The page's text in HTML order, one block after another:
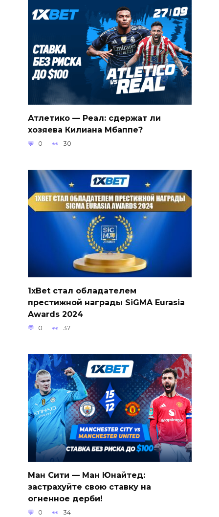
Атлетико — Реал: сдержат ли
хозяева Килиана Мбаппе?
0 30
1xBet стал обладателем
престижной награды SiGMA Eurasia
Awards 2024
0 37
Ман Сити — Ман Юнайтед:
застрахуйте свою ставку на
огненное дерби!
0 34